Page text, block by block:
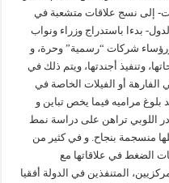
إلى نسج علاقات متشعبة في
بدءا باستدراج وزراء ونواب
شركات “رسمية” وحرة، و
وتنفيذ أجندتها، ويتم ذلك في
الفارهة أو الفيلات الخاصة في
بلوغ مراميه فيما يخص تباين و
اللوبي تراهن على دراسة نمط
منسجمة بنجاح. و في كثير من
الضغط في علاقاتها مع
المتنفذين في الدولة أفقيا